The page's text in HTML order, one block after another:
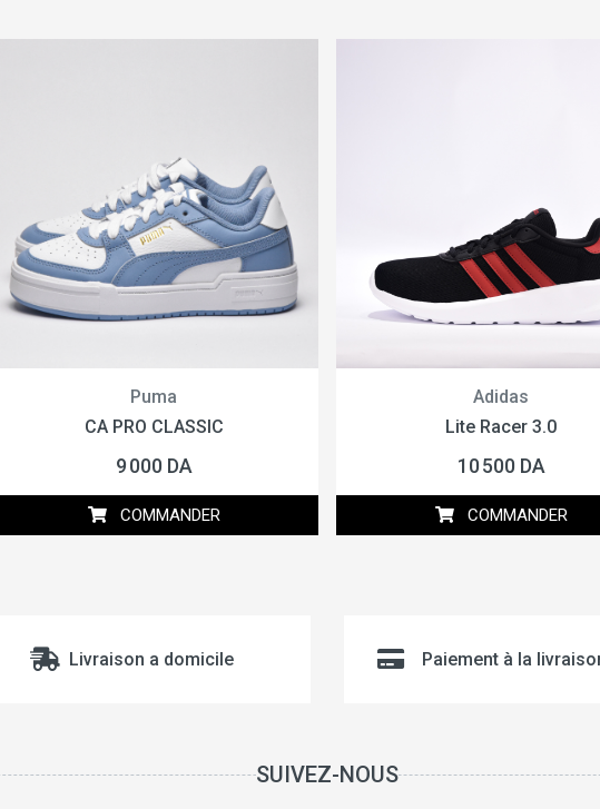
Puma
CA PRO CLASSIC
9 000 DA
COMMANDER
Adidas
Lite Racer 3.0
10 500 DA
COMMANDER
Livraison a domicile Paiement à la
SUIVEZ-NOUS